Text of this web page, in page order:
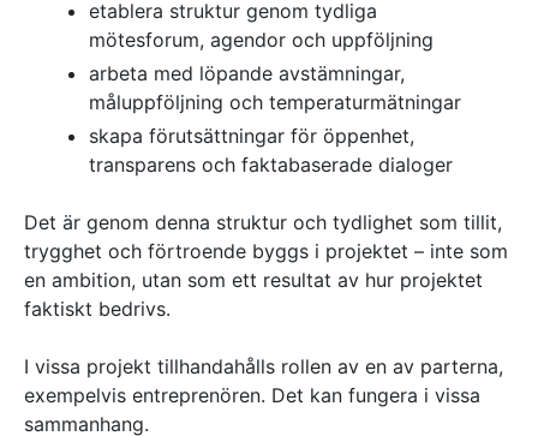
etablera struktur genom tydliga
mötesforum, agendor och uppföljning
arbeta med löpande avstämningar,
måluppföljning och temperaturmätningar
skapa förutsättningar för öppenhet,
transparens och faktabaserade dialoger
Det är genom denna struktur och tydlighet som tillit,
trygghet och förtroende byggs i projektet – inte som
en ambition, utan som ett resultat av hur projektet
faktiskt bedrivs.
I vissa projekt tillhandahålls rollen av en av parterna,
exempelvis entreprenören. Det kan fungera i vissa
sammanhang.